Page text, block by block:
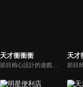
天才衝衝衝
節目精心設計的遊戲內容，包括深受觀眾喜愛並且火紅於各大專院校的【TEMPO系列】，考驗藝人用肢體表達能力以及聯想能力的【你是WORD演】、【會演是英雄】，考驗英文程度的【EAR傳耳ABC】，超簡單、超爆笑的【看你怎麼說】，以及考驗藝人反應、機智以及隊友默契的【不可能的默契】等單元，逗趣又爆笑！
天才